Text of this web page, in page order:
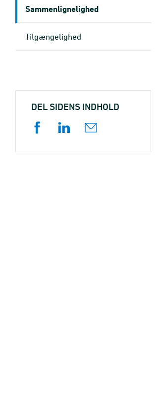
Sammenlignelighed
Tilgængelighed
DEL SIDENS INDHOLD